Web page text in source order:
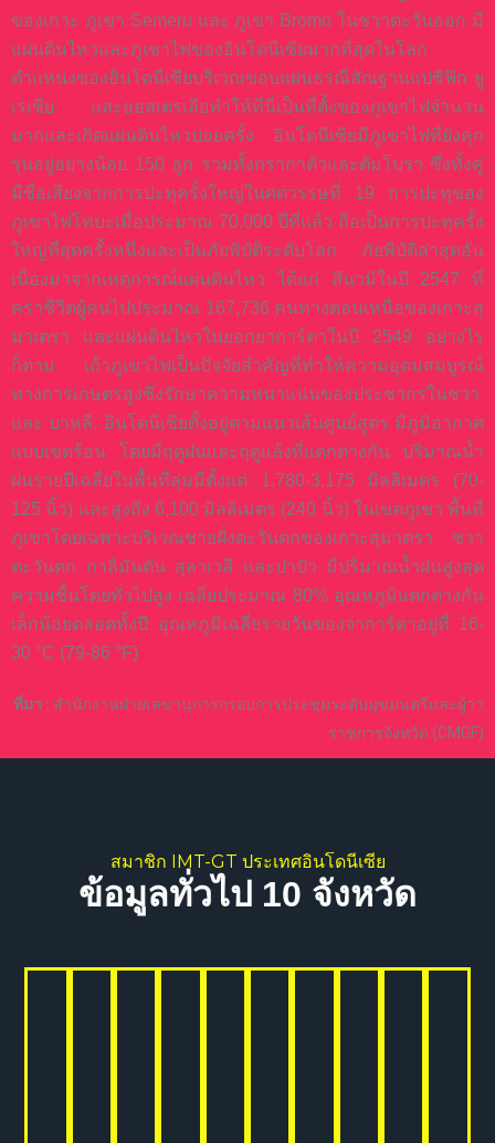
ของเกาะ ภูเขา Semeru และ ภูเขา Bromo ในชวาตะวันออก มี
แผ่นดินไหวและภูเขาไฟของอินโดนีเซียมากที่สุดในโลก
ตำแหน่งของอินโดนีเซียบริเวณขอบแผ่นธรณีสัณฐานแปซิฟิก ยู
เรเซีย และออสเตรเลียทำให้ที่นี่เป็นที่ตั้งของภูเขาไฟจำนวน
มากและเกิดแผ่นดินไหวบ่อยครั้ง อินโดนีเซียมีภูเขาไฟที่ยังคุก
รุ่นอยู่อย่างน้อย 150 ลูก รวมทั้งกรากาตัวและตัมโบรา ซึ่งทั้งคู่
มีชื่อเสียงจากการปะทุครั้งใหญ่ในศตวรรษที่ 19 การปะทุของ
ภูเขาไฟโทบะเมื่อประมาณ 70,000 ปีที่แล้ว ถือเป็นการปะทุครั้ง
ใหญ่ที่สุดครั้งหนึ่งและเป็นภัยพิบัติระดับโลก ภัยพิบัติล่าสุดอัน
เนื่องมาจากเหตุการณ์แผ่นดินไหว ได้แก่ สึนามิในปี 2547 ที่
คร่าชีวิตผู้คนไปประมาณ 167,736 คนทางตอนเหนือของเกาะสุ
มาเตรา และแผ่นดินไหวในยอกยาการ์ตาในปี 2549 อย่างไร
ก็ตาม เถ้าภูเขาไฟเป็นปัจจัยสำคัญที่ทำให้ความอุดมสมบูรณ์
ทางการเกษตรสูงซึ่งรักษาความหนาแน่นของประชากรในชวา
และ บาหลี. อินโดนีเซียตั้งอยู่ตามแนวเส้นศูนย์สูตร มีภูมิอากาศ
แบบเขตร้อน โดยมีฤดูฝนและฤดูแล้งที่แตกต่างกัน ปริมาณน้ำ
ฝนรายปีเฉลี่ยในพื้นที่ลุ่มมีตั้งแต่ 1,780-3,175 มิลลิเมตร (70-
125 นิ้ว) และสูงถึง 6,100 มิลลิเมตร (240 นิ้ว) ในเขตภูเขา พื้นที่
ภูเขาโดยเฉพาะบริเวณชายฝั่งตะวันตกของเกาะสุมาตรา ชวา
ตะวันตก กาลิมันตัน สุลาเวสี และปาปัว มีปริมาณน้ำฝนสูงสุด
ความชื้นโดยทั่วไปสูง เฉลี่ยประมาณ 80% อุณหภูมิแตกต่างกัน
เล็กน้อยตลอดทั้งปี อุณหภูมิเฉลี่ยรายวันของจาการ์ตาอยู่ที่ 16-
30 °C (79-86 °F)
ที่มา : สำนักงานฝ่ายเลขานุการกรอบการประชุมระดับมุขมนตรีและผู้ว่า
ราชการจังหวัด (CMGF)
สมาชิก IMT-GT ประเทศอินโดนีเซีย
ข้อมูลทั่วไป 10 จังหวัด